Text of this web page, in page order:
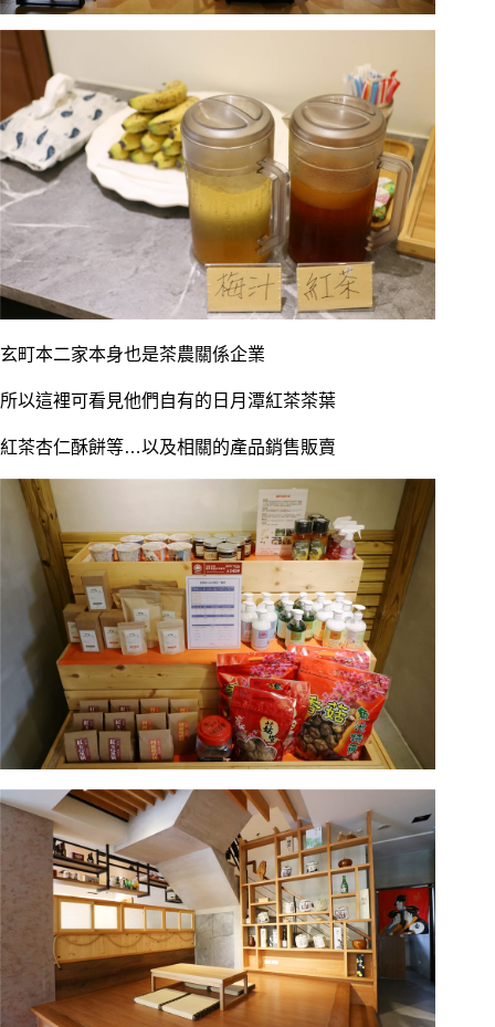
玄町本二家本身也是茶農關係企業
所以這裡可看見他們自有的日月潭紅茶茶葉
紅茶杏仁酥餅等…以及相關的產品銷售販賣